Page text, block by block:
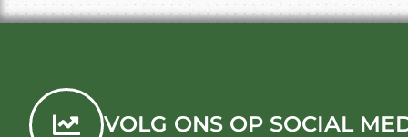
VOLG ONS OP SOCIAL